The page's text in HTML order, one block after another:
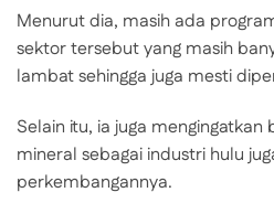
Menurut dia, masih ada
sektor tersebut yang masih
lambat sehingga juga mesti
Selain itu, ia juga
mineral sebagai industri hulu
perkembangannya.